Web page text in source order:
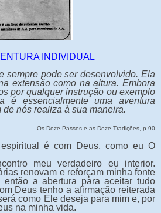
INDIVIDUAL
sempre pode ser desenvolvido. Ela
extensão como na altura. Embora
por qualquer instrução ou exemplo
é essencialmente uma aventura
nós realiza à sua maneira.
Os Doze Passos e as Doze Tradições, p.90
espiritual é com Deus, como eu O
meu verdadeiro eu interior.
renovam e reforçam minha fonte
então a abertura para aceitar tudo
Deus tenho a afirmação reiterada
como Ele deseja para mim e, por
na minha vida.